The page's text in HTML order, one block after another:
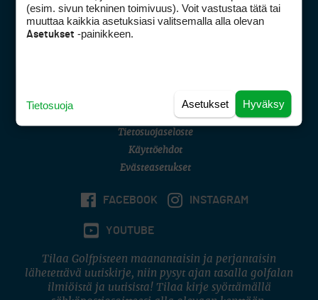
DSA avoimuusraportti
Asiakaspalvelu
(digi) digi@otavamedia.fi
Tietosuojaseloste
Käyttöehdot
Evästeasetukset
FACEBOOK INSTAGRAM
YOUTUBE
Tilaa Golfpisteen maanantaisin ja perjantaisin
lähetettävä uutiskirje, niin pysyt ajan tasalla golfalan
ilmiöistä ja uutisista! Tilaa kirje syöttämällä
(esim. sivun tekninen toimivuus). Voit vastustaa tätä tai
muuttaa kaikkia asetuksiasi valitsemalla alla olevan
Asetukset -painikkeen.
Hyväksy
Asetukset
Tietosuoja